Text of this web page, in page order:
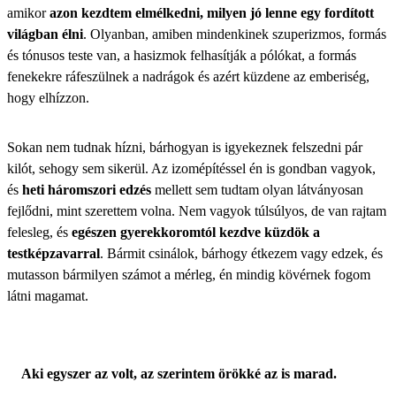
amikorazon kezdtem elmélkedni, milyen jó lenne egy fordított
világban élni. Olyanban, amiben mindenkinek szuperizmos, formás
és tónusos teste van, a hasizmok felhasítják a pólókat, a formás
fenekekre ráfeszülnek a nadrágok és azért küzdene az emberiség,
hogy elhízzon.
Sokan nem tudnak hízni, bárhogyan is igyekeznek felszedni pár
kilót, sehogy sem sikerül. Az izomépítéssel én is gondban vagyok,
és heti háromszori edzés mellett sem tudtam olyan látványosan
fejlődni, mint szerettem volna. Nem vagyok túlsúlyos, de van rajtam
felesleg, és egészen gyerekkoromtól kezdve küzdök a
testképzavarral. Bármit csinálok, bárhogy étkezem vagy edzek, és
mutasson bármilyen számot a mérleg, én mindig kövérnek fogom
látni magamat.
Aki egyszer az volt, az szerintem örökké az is marad.